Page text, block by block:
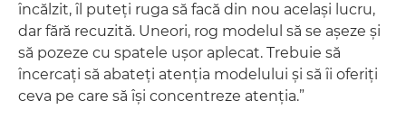
încălzit, îl puteţi ruga să facă din nou acelaşi lucru,
dar fără recuzită. Uneori, rog modelul să se aşeze şi
să pozeze cu spatele uşor aplecat. Trebuie să
încercaţi să abateţi atenţia modelului şi să îi oferiţi
ceva pe care să îşi concentreze atenţia.”